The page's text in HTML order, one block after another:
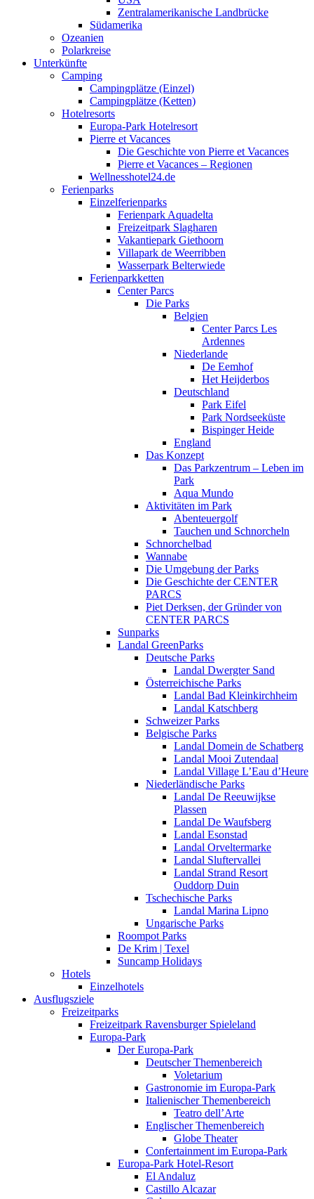
Zentralamerikanische Landbrücke
Südamerika
Ozeanien
Polarkreise
Unterkünfte
Camping
Campingplätze (Einzel)
Campingplätze (Ketten)
Hotelresorts
Europa-Park Hotelresort
Pierre et Vacances
Die Geschichte von Pierre et Vacances
Pierre et Vacances – Regionen
Wellnesshotel24.de
Ferienparks
Einzelferienparks
Ferienpark Aquadelta
Freizeitpark Slagharen
Vakantiepark Giethoorn
Villapark de Weerribben
Wasserpark Belterwiede
Ferienparkketten
Center Parcs
Die Parks
Belgien
Center Parcs Les
Ardennes
Niederlande
De Eemhof
Het Heijderbos
Deutschland
Park Eifel
Park Nordseeküste
Bispinger Heide
England
Das Konzept
Das Parkzentrum – Leben im
Park
Aqua Mundo
Aktivitäten im Park
Abenteuergolf
Tauchen und Schnorcheln
Schnorchelbad
Wannabe
Die Umgebung der Parks
Die Geschichte der CENTER
PARCS
Piet Derksen, der Gründer von
CENTER PARCS
Sunparks
Landal GreenParks
Deutsche Parks
Landal Dwergter Sand
Österreichische Parks
Landal Bad Kleinkirchheim
Landal Katschberg
Schweizer Parks
Belgische Parks
Landal Domein de Schatberg
Landal Mooi Zutendaal
Landal Village L’Eau d’Heure
Niederländische Parks
Landal De Reeuwijkse
Plassen
Landal De Waufsberg
Landal Esonstad
Landal Orveltermarke
Landal Sluftervallei
Landal Strand Resort
Ouddorp Duin
Tschechische Parks
Landal Marina Lipno
Ungarische Parks
Roompot Parks
De Krim | Texel
Suncamp Holidays
Hotels
Einzelhotels
Ausflugsziele
Freizeitparks
Freizeitpark Ravensburger Spieleland
Europa-Park
Der Europa-Park
Deutscher Themenbereich
Voletarium
Gastronomie im Europa-Park
Italienischer Themenbereich
Teatro dell’Arte
Englischer Themenbereich
Globe Theater
Confertainment im Europa-Park
Europa-Park Hotel-Resort
El Andaluz
Castillo Alcazar